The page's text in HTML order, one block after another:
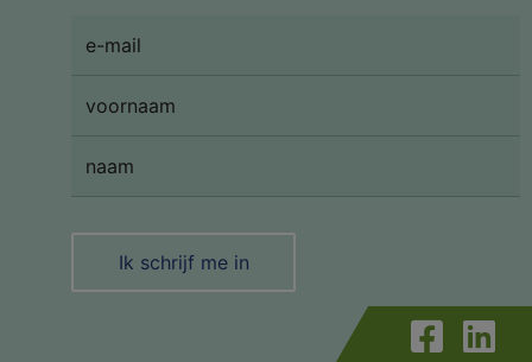
Ik schrijf me in